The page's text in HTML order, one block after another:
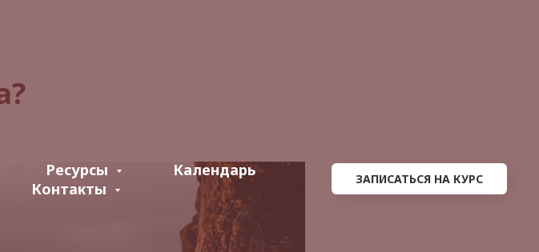
Ресурсы
Календарь
Контакты
ЗАПИСАТЬСЯ НА КУРС